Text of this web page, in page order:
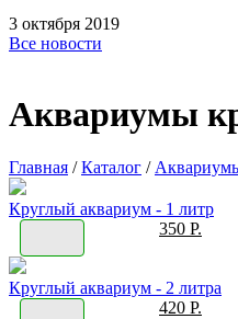
3 октября 2019
Все новости
Аквариумы
Главная /Каталог /
Круглый аквариум - 1 литр
350 Р.
Круглый аквариум - 2 литра
420 Р.